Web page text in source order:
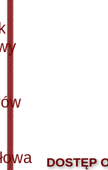
DOSTĘP